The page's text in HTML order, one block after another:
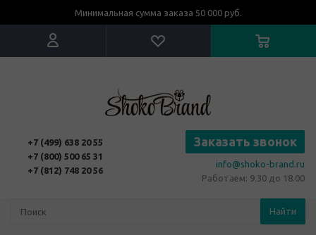
Минимальная сумма заказа 50 000 руб.
+7 (499) 638 20 55
+7 (800) 500 65 31
+7 (812) 748 20 56
Заказать звонок
info@shoko-brand.ru
Работаем: 9.30 до 18.00
Найти